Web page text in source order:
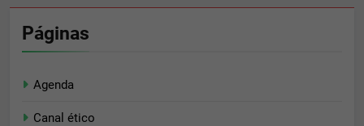
Páginas
Agenda
Canal ético